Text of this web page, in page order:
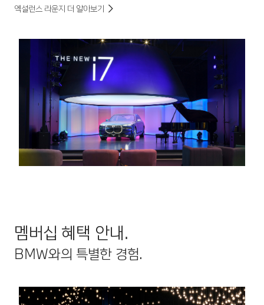
엑설런스 라운지 더 알아보기
멤버십 혜택 안내.
BMW와의 특별한 경험.